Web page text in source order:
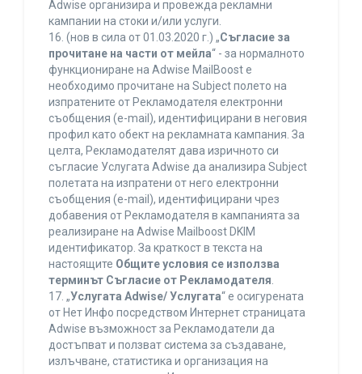
Adwise организира и провежда рекламни
кампании на стоки и/или услуги.
16. (нов в сила от 01.03.2020 г.) „Съгласие за
прочитане на части от мейла“ - за нормалното
функциониране на Adwise MailBoost е
необходимо прочитане на Subject полето на
изпратените от Рекламодателя електронни
съобщения (e-mail), идентифицирани в неговия
профил като обект на рекламната кампания. За
целта, Рекламодателят дава изричното си
съгласие Услугата Adwise да анализира Subject
полетата на изпратени от него електронни
съобщения (e-mail), идентифицирани чрез
добавения от Рекламодателя в кампанията за
реализиране на Adwise Mailboost DKIM
идентификатор. За краткост в текста на
настоящите Общите условия се използва
терминът Съгласие от Рекламодателя.
17. „Услугата Adwise/ Услугата“ е осигурената
от Нет Инфо посредством Интернет страницата
Adwise възможност за Рекламодатели да
достъпват и ползват система за създаване,
излъчване, статистика и организация на